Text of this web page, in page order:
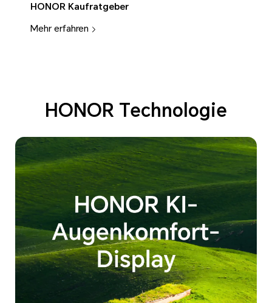
HONOR Kaufratgeber
Mehr erfahren
HONOR Technologie